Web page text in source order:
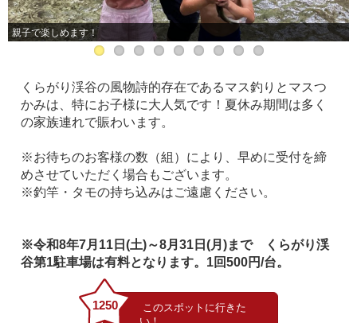
親子で楽しめます！
くらがり渓谷の風物詩的存在であるマス釣りとマスつ
かみは、特にお子様に大人気です！夏休み期間は多く
の家族連れで賑わいます。
※お待ちのお客様の数（組）により、早めに受付を締
めさせていただく場合もございます。
※釣竿・タモの持ち込みはご遠慮ください。
※令和8年7月11日(土)～8月31日(月)まで くらがり渓
谷第1駐車場は有料となります。1回500円/台。
1250